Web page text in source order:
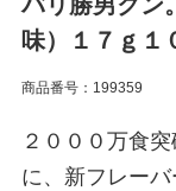
味）１７ｇ１
商品番号：199359
２０００万食
に、新フレーバ